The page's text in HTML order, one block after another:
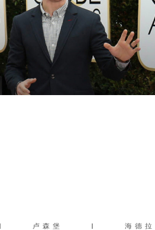
| 卢森堡 | 海德拉